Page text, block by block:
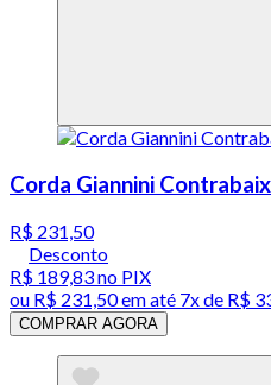
Corda Giannini
R$ 231,50
Desconto
R$ 189,83no PIX
ou R$ 231,50em até 7x de R$
COMPRAR AGORA